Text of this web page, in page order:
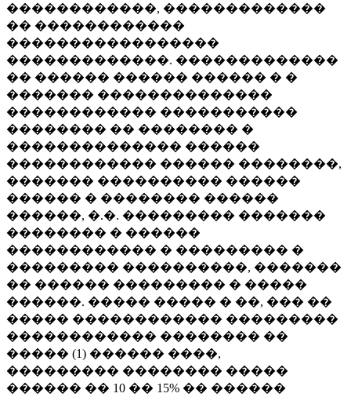
������������, �������������
�� ������������
�����������������
�������������. �������������
�� ������ ������ ������ � �
������� ��������������
������������ �����������
�������� �� �������� �
�������������� ������
������������ ������ ��������,
������� ���������� ������
������ � �������� ������
������, �.�. ��������� �������
�������� � ������
������������ � ��������� �
��������� ����������, �������
�� ������ ��������� � �����
������. ����� ����� � ��, ��� ��
����� ������������ ���������
������������ �������� ��
����� (1) ������ ����,
��������� �������� �����
������ �� 10 �� 15% �� ������